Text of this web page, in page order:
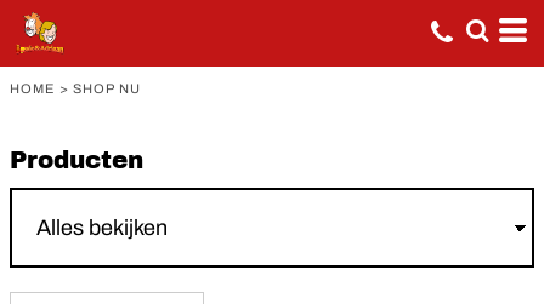
HOME > SHOP NU
Producten
Standaard
Price: Lowest First
Price: Highest First